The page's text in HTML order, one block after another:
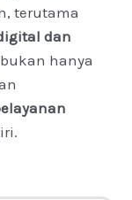
terutama
dan
hanya